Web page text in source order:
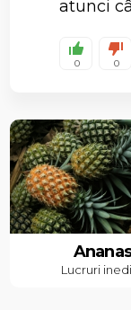
atunci
0 0
Lucruri